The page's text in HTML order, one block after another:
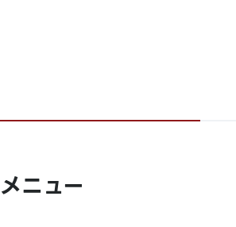
メニュー